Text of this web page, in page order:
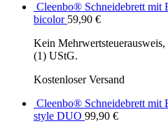
Cleenbo® Schneidebrett mit
bicolor 59,90 €
Kein
(1) UStG.
Kostenloser Versand
Cleenbo® Schneidebrett mit
style DUO 99,90 €